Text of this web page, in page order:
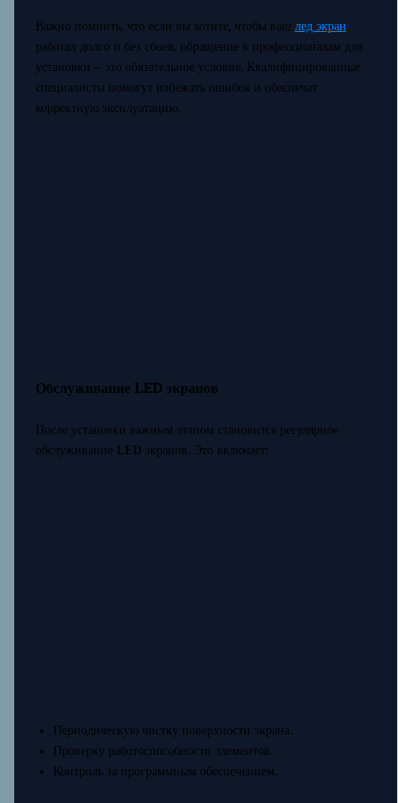
Важно помнить, что если вы хотите, чтобы ваш лед экран
работал долго и без сбоев, обращение к профессионалам для
установки – это обязательное условие. Квалифицированные
специалисты помогут избежать ошибок и обеспечат
корректную эксплуатацию.
Обслуживание LED экранов
После установки важным этапом становится регулярное
обслуживание LED экранов. Это включает:
Периодическую чистку поверхности экрана.
Проверку работоспособности элементов.
Контроль за программным обеспечением.